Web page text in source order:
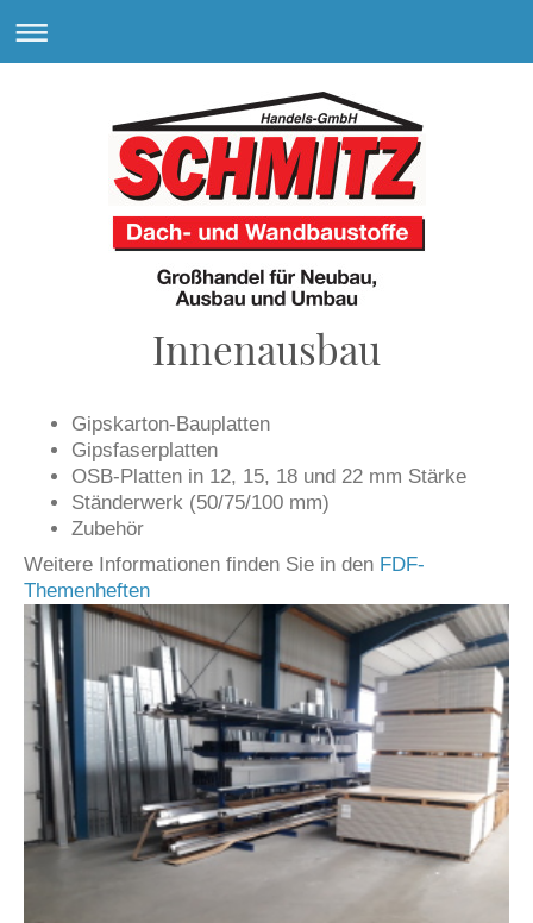
Innenausbau
Gipskarton-Bauplatten
Gipsfaserplatten
OSB-Platten in 12, 15, 18 und 22 mm Stärke
Ständerwerk (50/75/100 mm)
Zubehör
Weitere Informationen finden Sie in den FDF-
Themenheften